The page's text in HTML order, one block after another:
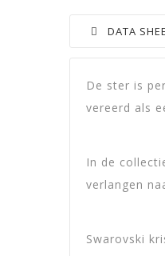
DATA
Height
Styles
De ster is
vereerd als
In de
verlangen
Swarovski